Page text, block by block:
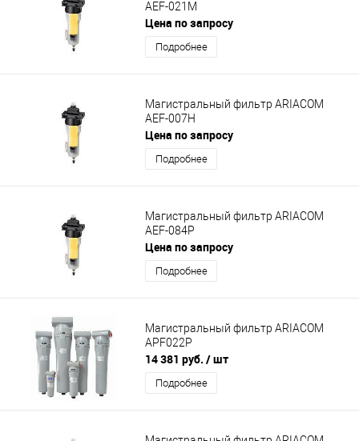
AEF-021M
Цена по запросу
Подробнее
Магистральный фильтр ARIACOM
AEF-007H
Цена по запросу
Подробнее
Магистральный фильтр ARIACOM
AEF-084P
Цена по запросу
Подробнее
Магистральный фильтр ARIACOM
APF022P
14 381 руб. / шт
Подробнее